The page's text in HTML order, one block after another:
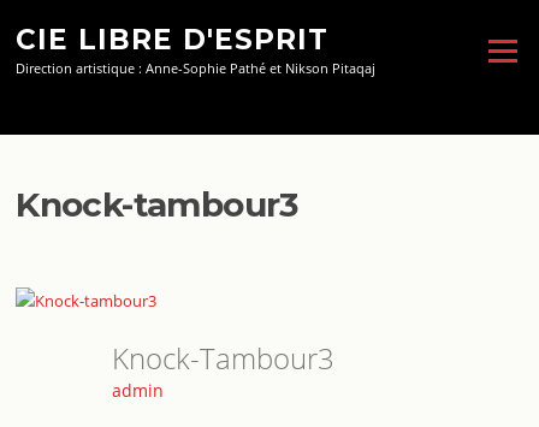
contenu
CIE LIBRE D'ESPRIT
Direction artistique : Anne-Sophie Pathé et Nikson Pitaqaj
Menu
Knock-tambour3
Knock-Tambour3
admin